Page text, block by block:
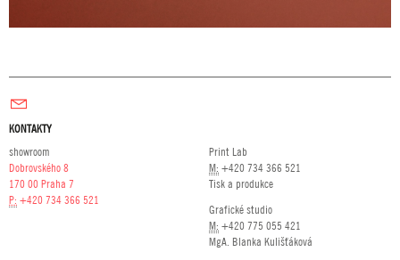
KONTAKTY
showroom
Dobrovského 8
170 00 Praha 7
P: +420 734 366 521
Print Lab
M: +420 734 366 521
Tisk a produkce
Grafické studio
M: +420 775 055 421
MgA. Blanka Kulišťáková